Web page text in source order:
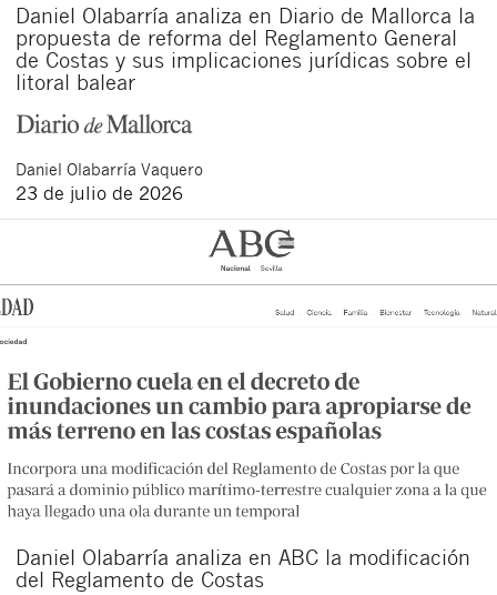
Daniel Olabarría analiza en Diario de Mallorca la
propuesta de reforma del Reglamento General
de Costas y sus implicaciones jurídicas sobre el
litoral balear
Daniel Olabarría Vaquero
23 de julio de 2026
Daniel Olabarría analiza en ABC la modificación
del Reglamento de Costas